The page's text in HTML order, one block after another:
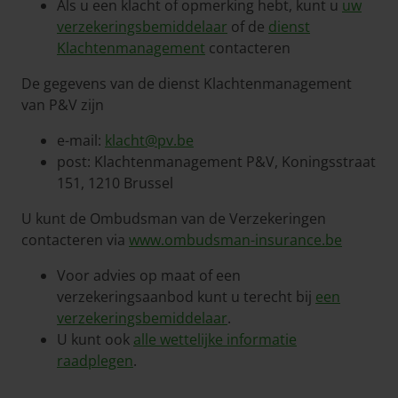
Als u een klacht of opmerking hebt, kunt u uw
verzekeringsbemiddelaar of de dienst
Klachtenmanagement contacteren
De gegevens van de dienst Klachtenmanagement
van P&V zijn
e-mail: klacht@pv.be
post: Klachtenmanagement P&V, Koningsstraat
151, 1210 Brussel
U kunt de Ombudsman van de Verzekeringen
contacteren via www.ombudsman-insurance.be
Voor advies op maat of een
verzekeringsaanbod kunt u terecht bij een
verzekeringsbemiddelaar.
U kunt ook alle wettelijke informatie
raadplegen.